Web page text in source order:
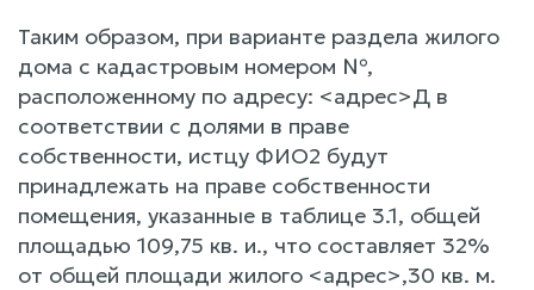
Таким образом, при варианте раздела жилого
дома с кадастровым номером №,
расположенному по адресу: <адрес>Д в
соответствии с долями в праве
собственности, истцу ФИО2 будут
принадлежать на праве собственности
помещения, указанные в таблице 3.1, общей
площадью 109,75 кв. и., что составляет 32%
от общей площади жилого <адрес>,30 кв. м.